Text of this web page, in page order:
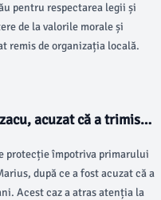
pentru respectarea legii și
de la valorile morale și
remis de organizația locală.
acuzat că a trimis
protecție împotriva primarului
după ce a fost acuzat că a
Acest caz a atras atenția la